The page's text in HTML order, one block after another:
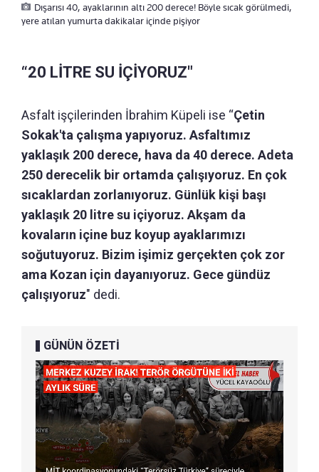
Dışarısı 40, ayaklarının altı 200 derece! Böyle sıcak görülmedi,
yere atılan yumurta dakikalar içinde pişiyor
“20 LİTRE SU İÇİYORUZ"
Asfalt işçilerinden İbrahim Küpeli ise “Çetin
Sokak'ta çalışma yapıyoruz. Asfaltımız
yaklaşık 200 derece, hava da 40 derece. Adeta
250 derecelik bir ortamda çalışıyoruz. En çok
sıcaklardan zorlanıyoruz. Günlük kişi başı
yaklaşık 20 litre su içiyoruz. Akşam da
kovaların içine buz koyup ayaklarımızı
soğutuyoruz. Bizim işimiz gerçekten çok zor
ama Kozan için dayanıyoruz. Gece gündüz
çalışıyoruz" dedi.
GÜNÜN ÖZETİ